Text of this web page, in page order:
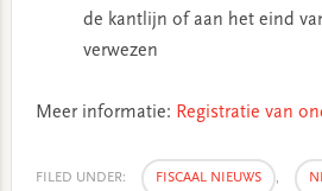
de kantlijn of aan het eind
verwezen
Meer informatie: Registratie van
FILED UNDER: FISCAAL NIEUWS ,